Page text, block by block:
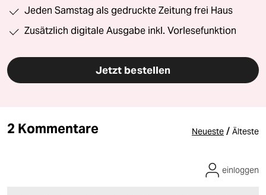
Jeden Samstag als gedruckte Zeitung frei Haus
Zusätzlich digitale Ausgabe inkl. Vorlesefunktion
Jetzt bestellen
2 Kommentare Neueste / Älteste
einloggen